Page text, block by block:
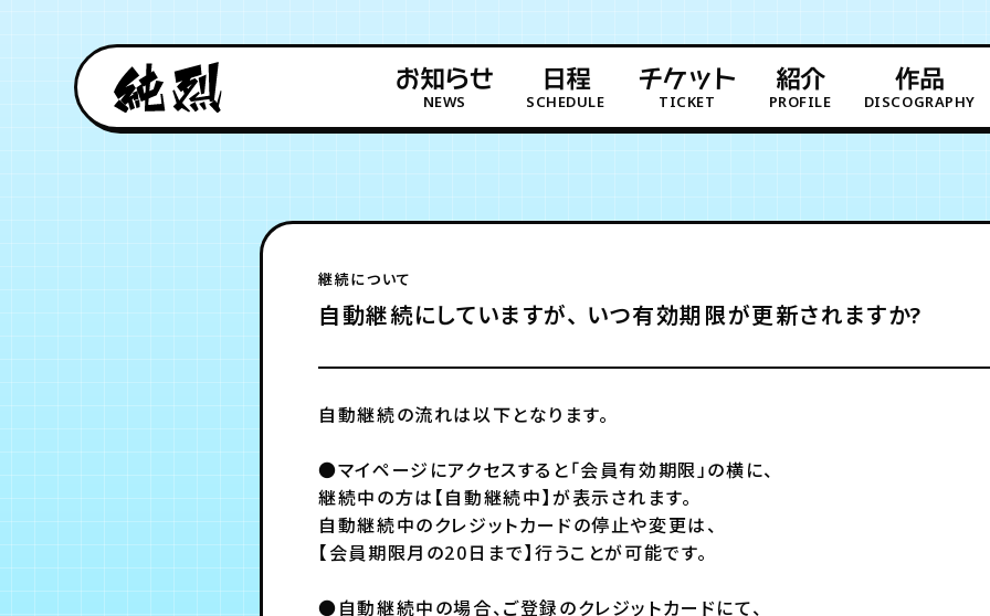
お知らせ
NEWS
日程
SCHEDULE
チケット
TICKET
紹介
PROFILE
作品
DISCOGRAPHY
継続について
自動継続にしていますが、 いつ有効期限が更新されますか?
自動継続の流れは以下となります。
●マイページにアクセスすると「会員有効期限」の横に、
継続中の方は【自動継続中】が表示されます。
自動継続中のクレジットカードの停止や変更は、
【会員期限月の20日まで】行うことが可能です。
●自動継続中の場合、ご登録のクレジットカードにて、